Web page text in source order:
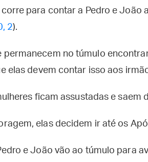
corre para contar a Pedro e João
2).
permanecem no túmulo
elas devem contar isso aos
ficam assustadas e
elas decidem ir até os
e João vão ao túmulo para